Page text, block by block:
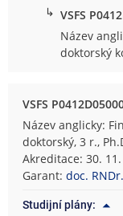
↳ VSFS
Název
doktorský
VSFS
Název anglicky:
doktorský, 3 r.,
Akreditace: 30.
Garant:doc.
Studijní plány: